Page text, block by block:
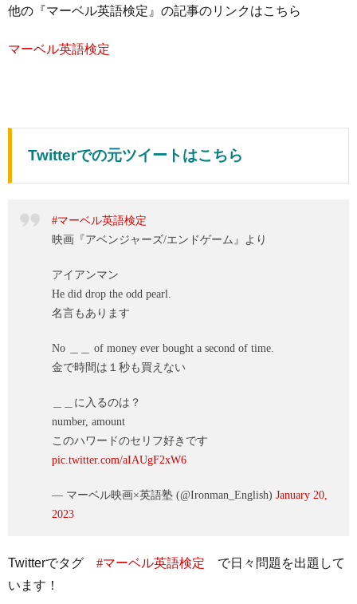
他の『マーベル英語検定』の記事のリンクはこちら
マーベル英語検定
Twitterでの元ツイートはこちら
#マーベル英語検定
映画『アベンジャーズ/エンドゲーム』より
アイアンマン
He did drop the odd pearl.
名言もあります
No ＿＿ of money ever bought a second of time.
金で時間は１秒も買えない
＿＿に入るのは？
number, amount
このハワードのセリフ好きです
pic.twitter.com/aIAUgF2xW6
— マーベル映画×英語塾 (@Ironman_English) January 20,
2023
Twitterでタグ #マーベル英語検定 で日々問題を出題して
います！